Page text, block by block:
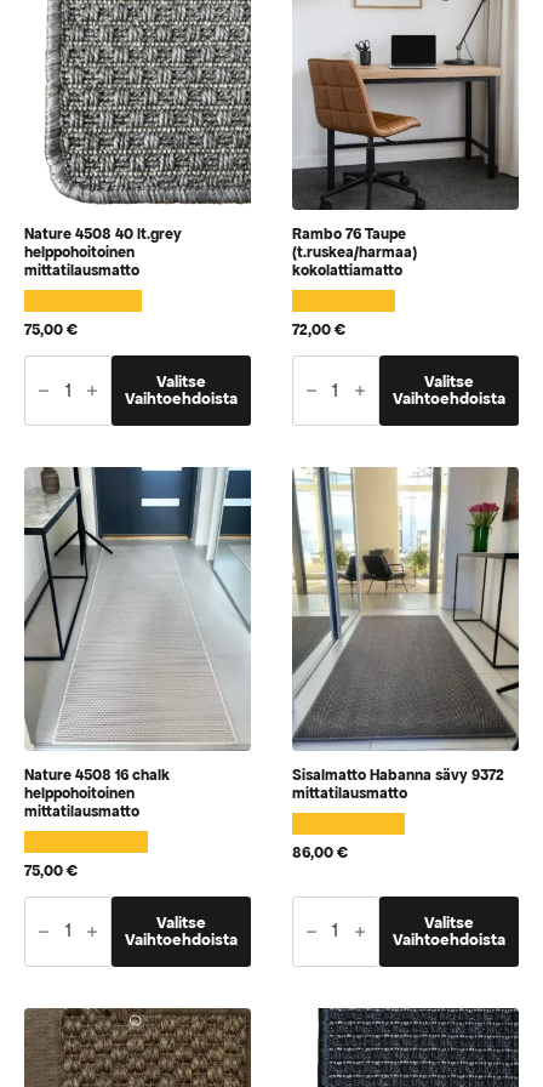
tuotteen
sivulla
sivulla
Nature 4508 40 lt.grey
helppohoitoinen
mittatilausmatto
75,00€
Nature
4508
lt.grey
mittatilausmatto
määrä
Valitse
Vaihtoehdoista
tuotteella
on
jotka
voidaan
valita
tuotteen
sivulla
Rambo 76 Taupe
(t.ruskea/harmaa)
kokolattiamatto
72,00€
Rambo
76
Taupe
(t.ruskea/harmaa)
määrä
Valitse
Vaihtoehdoista
tuotteella
on
jotka
voidaan
valita
tuotteen
sivulla
Nature 4508 16 chalk
helppohoitoinen
mittatilausmatto
75,00€
Nature
4508
chalk
määrä
Valitse
Vaihtoehdoista
tuotteella
on
jotka
voidaan
valita
Sisalmatto Habanna sävy 9372
mittatilausmatto
86,00€
Sisalmatto
Habanna
9372
Valitse
Vaihtoehdoista
tuotteella
on
jotka
voidaan
valita